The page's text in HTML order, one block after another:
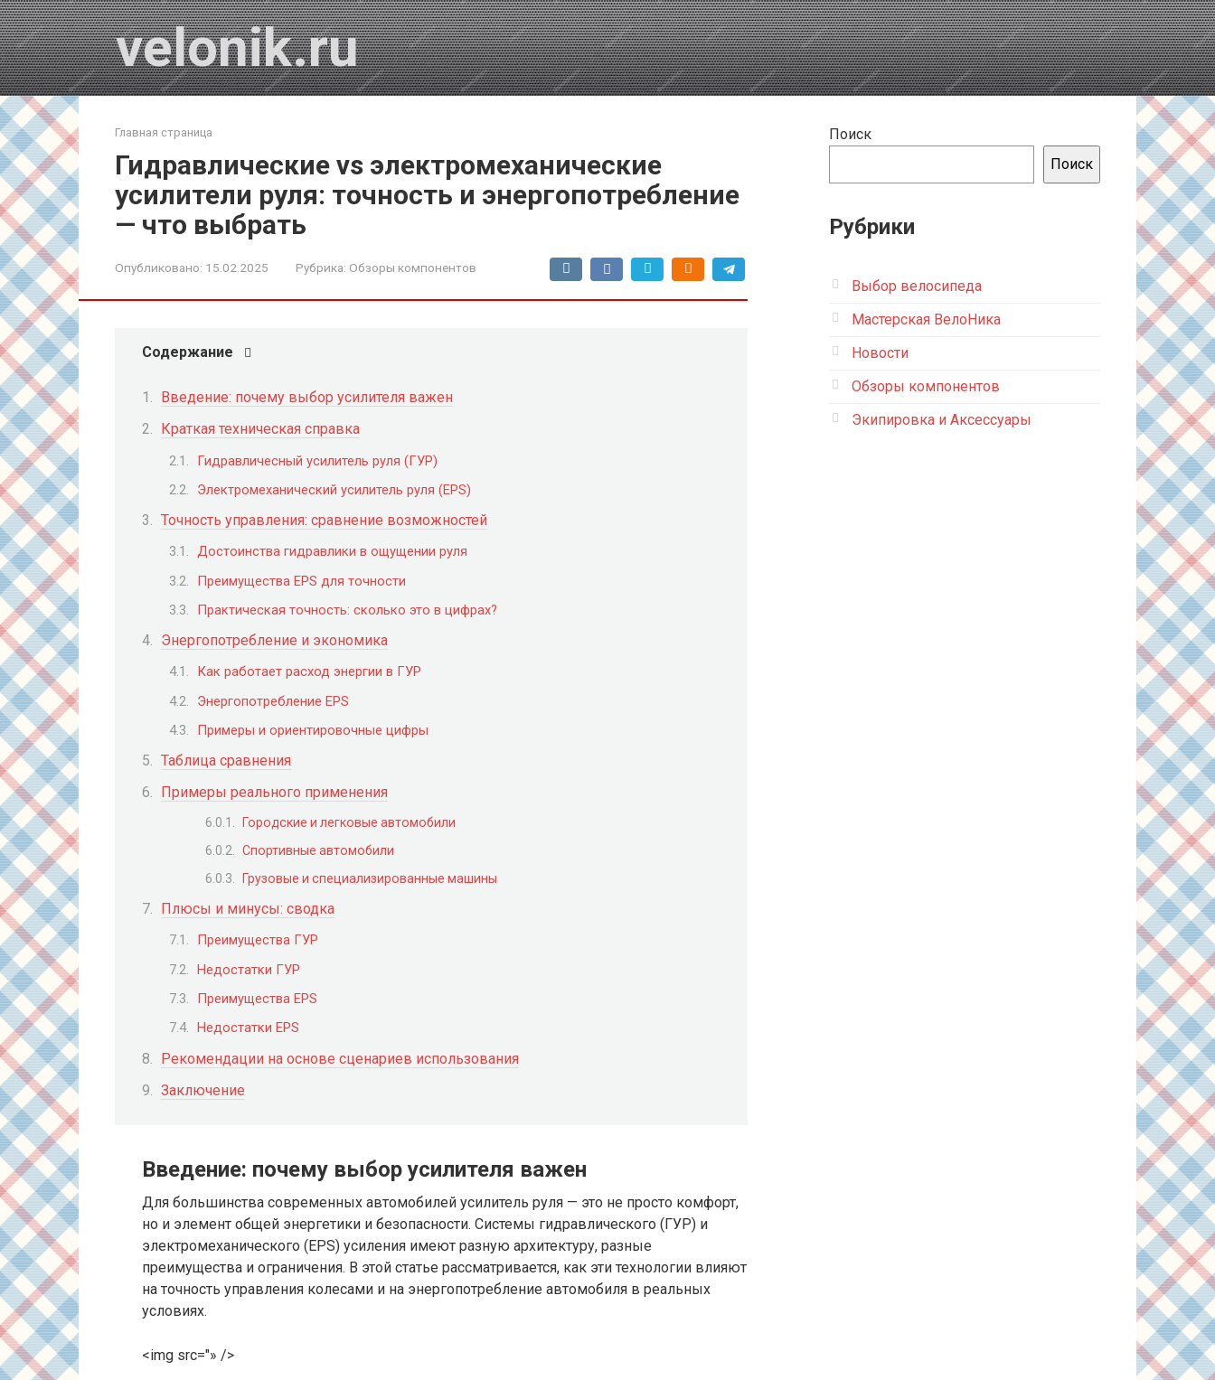
Перейти
к
контенту
velonik.ru
Главная страница
Гидравлические vs электромеханические
усилители руля: точность и энергопотребление
— что выбрать
Опубликовано: 15.02.2025 Рубрика: Обзоры компонентов
Содержание
Введение: почему выбор усилителя важен
Краткая техническая справка
Гидравличесный усилитель руля (ГУР)
Электромеханический усилитель руля (EPS)
Точность управления: сравнение возможностей
Достоинства гидравлики в ощущении руля
Преимущества EPS для точности
Практическая точность: сколько это в цифрах?
Энергопотребление и экономика
Как работает расход энергии в ГУР
Энергопотребление EPS
Примеры и ориентировочные цифры
Таблица сравнения
Примеры реального применения
Городские и легковые автомобили
Спортивные автомобили
Грузовые и специализированные машины
Плюсы и минусы: сводка
Преимущества ГУР
Недостатки ГУР
Преимущества EPS
Недостатки EPS
Рекомендации на основе сценариев использования
Заключение
Введение: почему выбор усилителя важен
Для большинства современных автомобилей усилитель руля — это не просто комфорт,
но и элемент общей энергетики и безопасности. Системы гидравлического (ГУР) и
электромеханического (EPS) усиления имеют разную архитектуру, разные
преимущества и ограничения. В этой статье рассматривается, как эти технологии влияют
на точность управления колесами и на энергопотребление автомобиля в реальных
условиях.
<img src="» />
Поиск
Поиск
Рубрики
Выбор велосипеда
Мастерская ВелоНика
Новости
Обзоры компонентов
Экипировка и Аксессуары